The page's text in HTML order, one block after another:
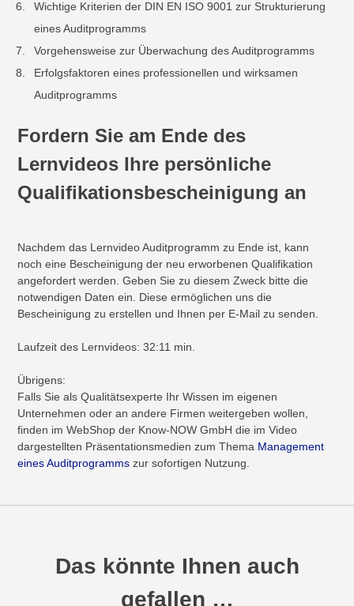
Wichtige Kriterien der DIN EN ISO 9001 zur Strukturierung
eines Auditprogramms
Vorgehensweise zur Überwachung des Auditprogramms
Erfolgsfaktoren eines professionellen und wirksamen
Auditprogramms
Fordern Sie am Ende des
Lernvideos Ihre persönliche
Qualifikationsbescheinigung an
Nachdem das Lernvideo Auditprogramm zu Ende ist, kann
noch eine Bescheinigung der neu erworbenen Qualifikation
angefordert werden. Geben Sie zu diesem Zweck bitte die
notwendigen Daten ein. Diese ermöglichen uns die
Bescheinigung zu erstellen und Ihnen per E-Mail zu senden.
Laufzeit des Lernvideos: 32:11 min.
Übrigens:
Falls Sie als Qualitätsexperte Ihr Wissen im eigenen
Unternehmen oder an andere Firmen weitergeben wollen,
finden im WebShop der Know-NOW GmbH die im Video
dargestellten Präsentationsmedien zum Thema Management
eines Auditprogramms zur sofortigen Nutzung.
Das könnte Ihnen auch
gefallen …